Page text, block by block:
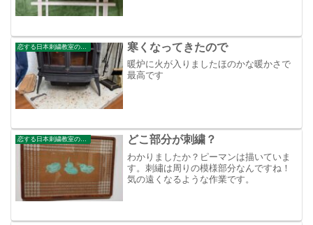
寒くなってきたので
暖炉に火が入りましたほのかな暖かさで
最高です
恋する日本刺繍教室のブログ どこ部分が刺繍？
わかりましたか？ピーマンは描いていま
す。刺繡は周りの模様部分なんですね！
気の遠くなるような作業です。